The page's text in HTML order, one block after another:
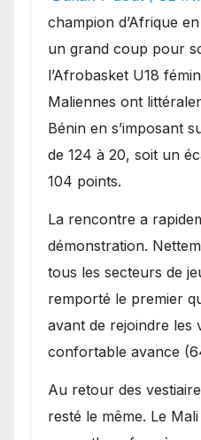
une lourde
Bénin.
champion d’Afrique
un grand coup pour
l’Afrobasket U18
Maliennes ont
Bénin en s’imposant
de 124 à 20, soit un
104 points.
La rencontre a
démonstration.
tous les secteurs de
remporté le premier
avant de rejoindre les
confortable avance
Au retour des
resté le même. Le